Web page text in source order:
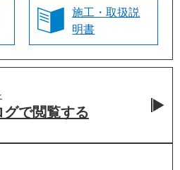
施工・取扱説
明書
グで閲覧する